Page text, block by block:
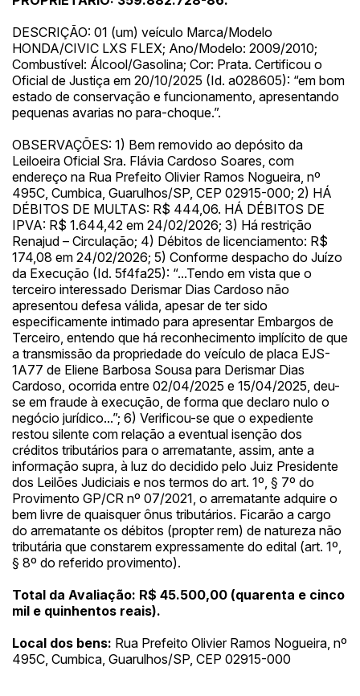
DESCRIÇÃO: 01 (um) veículo Marca/Modelo
HONDA/CIVIC LXS FLEX; Ano/Modelo: 2009/2010;
Combustível: Álcool/Gasolina; Cor: Prata. Certificou o
Oficial de Justiça em 20/10/2025 (Id. a028605): “em bom
estado de conservação e funcionamento, apresentando
pequenas avarias no para-choque.”.
OBSERVAÇÕES: 1) Bem removido ao depósito da
Leiloeira Oficial Sra. Flávia Cardoso Soares, com
endereço na Rua Prefeito Olivier Ramos Nogueira, nº
495C, Cumbica, Guarulhos/SP, CEP 02915-000; 2) HÁ
DÉBITOS DE MULTAS: R$ 444,06. HÁ DÉBITOS DE
IPVA: R$ 1.644,42 em 24/02/2026; 3) Há restrição
Renajud – Circulação; 4) Débitos de licenciamento: R$
174,08 em 24/02/2026; 5) Conforme despacho do Juízo
da Execução (Id. 5f4fa25): “...Tendo em vista que o
terceiro interessado Derismar Dias Cardoso não
apresentou defesa válida, apesar de ter sido
especificamente intimado para apresentar Embargos de
Terceiro, entendo que há reconhecimento implícito de que
a transmissão da propriedade do veículo de placa EJS-
1A77 de Eliene Barbosa Sousa para Derismar Dias
Cardoso, ocorrida entre 02/04/2025 e 15/04/2025, deu-
se em fraude à execução, de forma que declaro nulo o
negócio jurídico...”; 6) Verificou-se que o expediente
restou silente com relação a eventual isenção dos
créditos tributários para o arrematante, assim, ante a
informação supra, à luz do decidido pelo Juiz Presidente
dos Leilões Judiciais e nos termos do art. 1º, § 7º do
Provimento GP/CR nº 07/2021, o arrematante adquire o
bem livre de quaisquer ônus tributários. Ficarão a cargo
do arrematante os débitos (propter rem) de natureza não
tributária que constarem expressamente do edital (art. 1º,
§ 8º do referido provimento).
Total da Avaliação: R$ 45.500,00 (quarenta e cinco
mil e quinhentos reais).
Local dos bens: Rua Prefeito Olivier Ramos Nogueira, nº
495C, Cumbica, Guarulhos/SP, CEP 02915-000